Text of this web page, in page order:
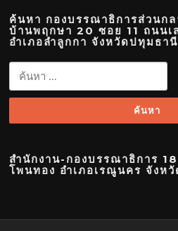
ค้นหา กองบรรณาธิการส่วนก
บ้านพฤกษา 20 ซอย 11 ถนนเ
อำเภอลำลูกกา จังหวัดปทุมธา
ค้นหา
สำนักงาน-กองบรรณาธิการ
โพนทอง อำเภอเรณูนคร จังห